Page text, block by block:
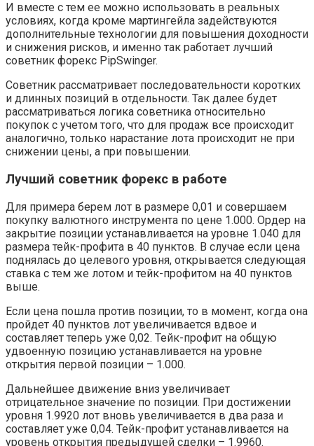
И вместе с тем ее можно использовать в реальных
условиях, когда кроме мартингейла задействуются
дополнительные технологии для повышения доходности
и снижения рисков, и именно так работает лучший
советник форекс PipSwinger.
Советник рассматривает последовательности коротких
и длинных позиций в отдельности. Так далее будет
рассматриваться логика советника относительно
покупок с учетом того, что для продаж все происходит
аналогично, только нарастание лота происходит не при
снижении цены, а при повышении.
Лучший советник форекс в работе
Для примера берем лот в размере 0,01 и совершаем
покупку валютного инструмента по цене 1.000. Ордер на
закрытие позиции устанавливается на уровне 1.040 для
размера тейк-профита в 40 пунктов. В случае если цена
поднялась до целевого уровня, открывается следующая
ставка с тем же лотом и тейк-профитом на 40 пунктов
выше.
Если цена пошла против позиции, то в момент, когда она
пройдет 40 пунктов лот увеличивается вдвое и
составляет теперь уже 0,02. Тейк-профит на общую
удвоенную позицию устанавливается на уровне
открытия первой позиции – 1.000.
Дальнейшее движение вниз увеличивает
отрицательное значение по позиции. При достижении
уровня 1.9920 лот вновь увеличивается в два раза и
составляет уже 0,04. Тейк-профит устанавливается на
уровень открытия предыдущей сделки – 1.9960.